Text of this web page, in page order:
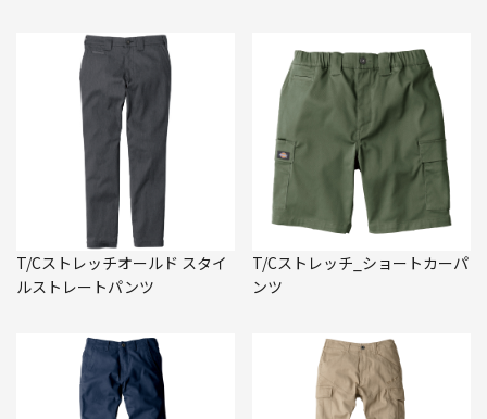
T/Cストレッチオールド スタイ
ルストレートパンツ
T/Cストレッチ_ショートカーパ
ンツ